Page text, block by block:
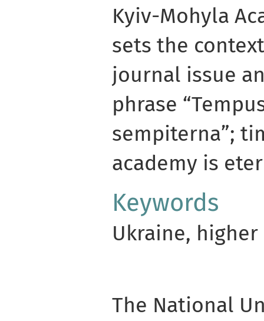
Kyiv-Mohyla
sets the
journal issue
phrase
sempiterna”;
academy is
Keywords
Ukraine,
The National